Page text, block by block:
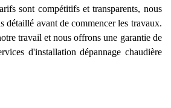
sont compétitifs et transparents, nous
détaillé avant de commencer les travaux.
travail et nous offrons une garantie de
d'installation dépannage chaudière